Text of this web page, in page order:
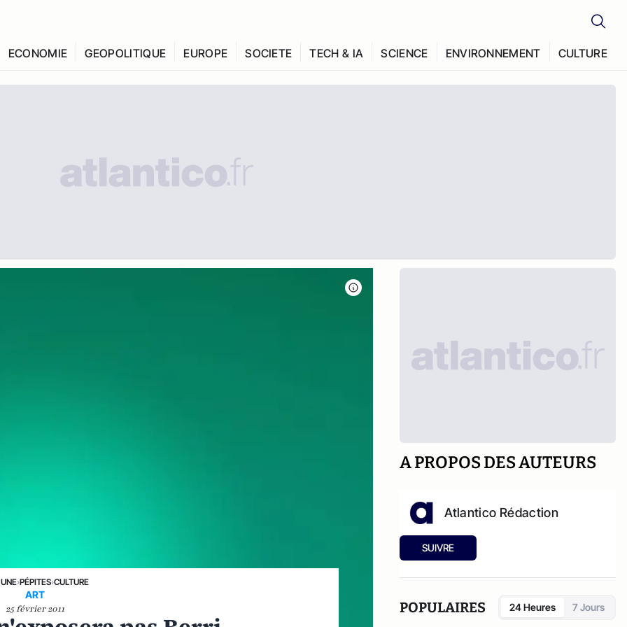
ECONOMIE GEOPOLITIQUE EUROPE SOCIETE TECH & IA SCIENCE ENVIRONNEMENT CULTURE
›PÉPITES›CULTURE
ART
25 février 2011
A PROPOS DES AUTEURS
Atlantico Rédaction
SUIVRE
POPULAIRES 24 Heures 7 Jours